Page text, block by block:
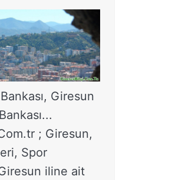
Giresun
; Giresun,
Spor
iline ait